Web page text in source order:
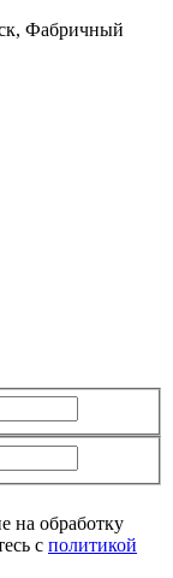
Фабричный
на обработку
с политикой